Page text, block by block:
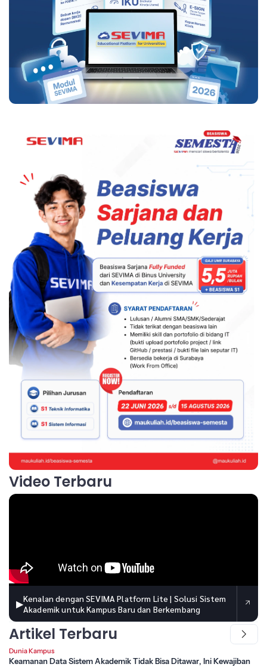
Video Terbaru
▶Kenalan dengan SEVIMA Platform Lite | Solusi Sistem
Akademik untuk Kampus Baru dan Berkembang
Artikel Terbaru
Dunia Kampus
Keamanan Data Sistem Akademik Tidak Bisa Ditawar, Ini Kewajiban